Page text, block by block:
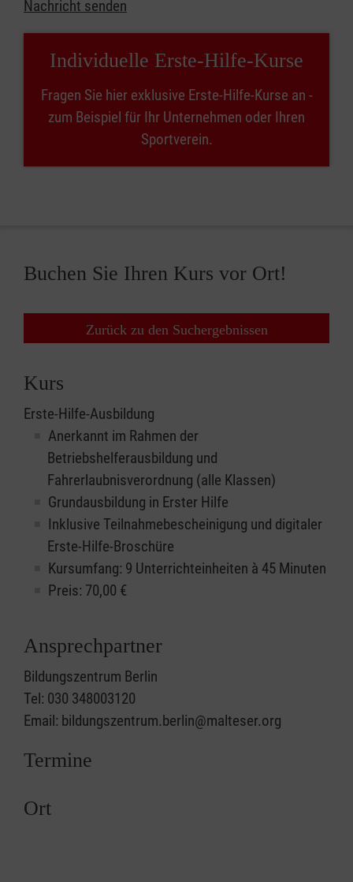
Nachricht senden
Individuelle Erste-Hilfe-Kurse
Fragen Sie hier exklusive Erste-Hilfe-Kurse an -
zum Beispiel für Ihr Unternehmen oder Ihren
Sportverein.
Buchen Sie Ihren Kurs vor Ort!
Zurück zu den Suchergebnissen
Kurs
Erste-Hilfe-Ausbildung
Anerkannt im Rahmen der
Betriebshelferausbildung und
Fahrerlaubnisverordnung (alle Klassen)
Grundausbildung in Erster Hilfe
Inklusive Teilnahmebescheinigung und digitaler
Erste-Hilfe-Broschüre
Kursumfang: 9 Unterrichteinheiten à 45 Minuten
Preis: 70,00 €
Ansprechpartner
Bildungszentrum Berlin
Tel: 030 348003120
Email: bildungszentrum.berlin@malteser.org
Termine
Ort